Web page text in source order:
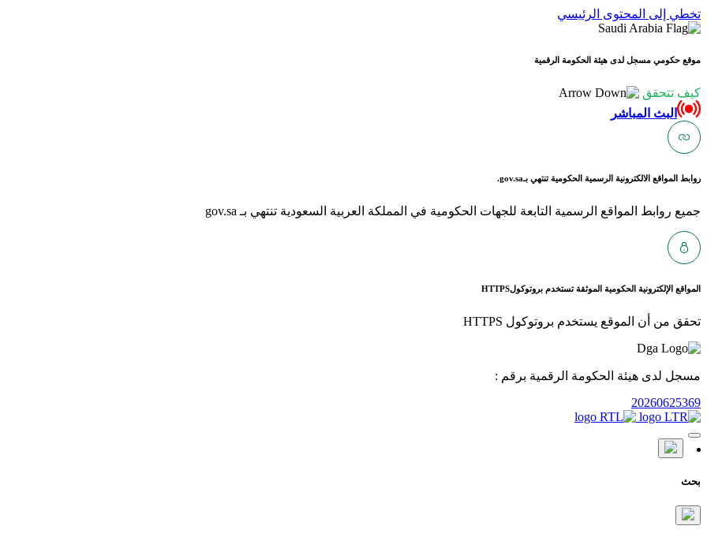
تخطي إلى المحتوى الرئيسي
موقع حكومي مسجل لدى هيئة الحكومة الرقمية
كيف تتحقق
البث المباشر
روابط المواقع الالكترونية الرسمية الحكومية تنتهي بـgov.sa.
جميع روابط المواقع الرسمية التابعة للجهات الحكومية في المملكة العربية السعودية تنتهي بـ gov.sa
المواقع الإلكترونية الحكومية الموثقة تستخدم بروتوكولHTTPS
تحقق من أن الموقع يستخدم بروتوكول HTTPS
مسجل لدى هيئة الحكومة الرقمية برقم :
20260625369
بحث